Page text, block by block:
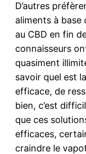
D’autres
aliments à base
au CBD en fin
connaisseurs
quasiment
savoir quel est
efficace, de
bien, c’est
que ces
efficaces,
craindre le